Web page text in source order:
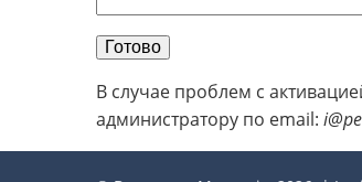
Готово
В случае проблем с
администратору по email: